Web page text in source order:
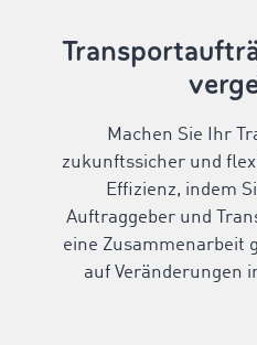
Machen Sie Ihr
zukunftssicher und
Effizienz, indem
Auftraggeber und
eine Zusammenarbeit
auf Veränderungen